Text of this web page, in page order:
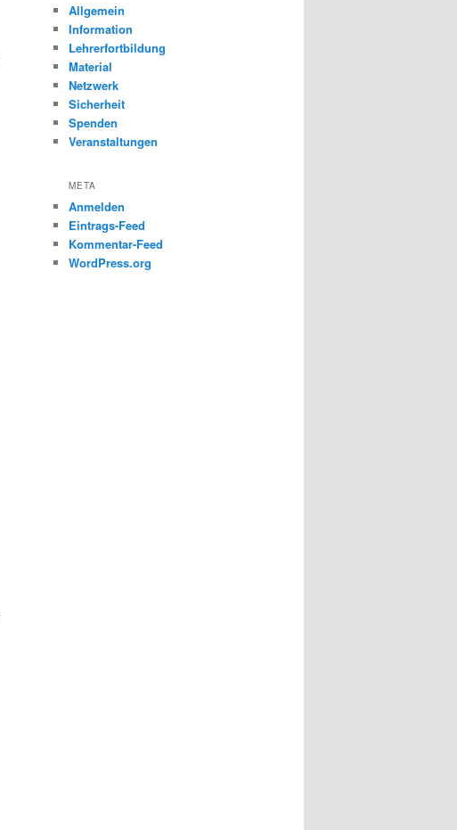
Allgemein
Information
Lehrerfortbildung
Material
Netzwerk
Sicherheit
Spenden
Veranstaltungen
META
Anmelden
Eintrags-Feed
Kommentar-Feed
WordPress.org